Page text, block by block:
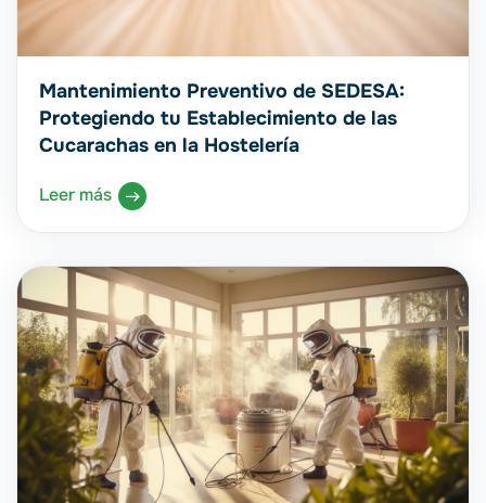
Mantenimiento Preventivo de SEDESA:
Protegiendo tu Establecimiento de las
Cucarachas en la Hostelería
Leer más